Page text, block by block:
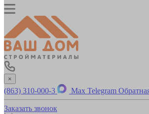
×
(863) 310-000-3 Max Telegram
Заказать звонок